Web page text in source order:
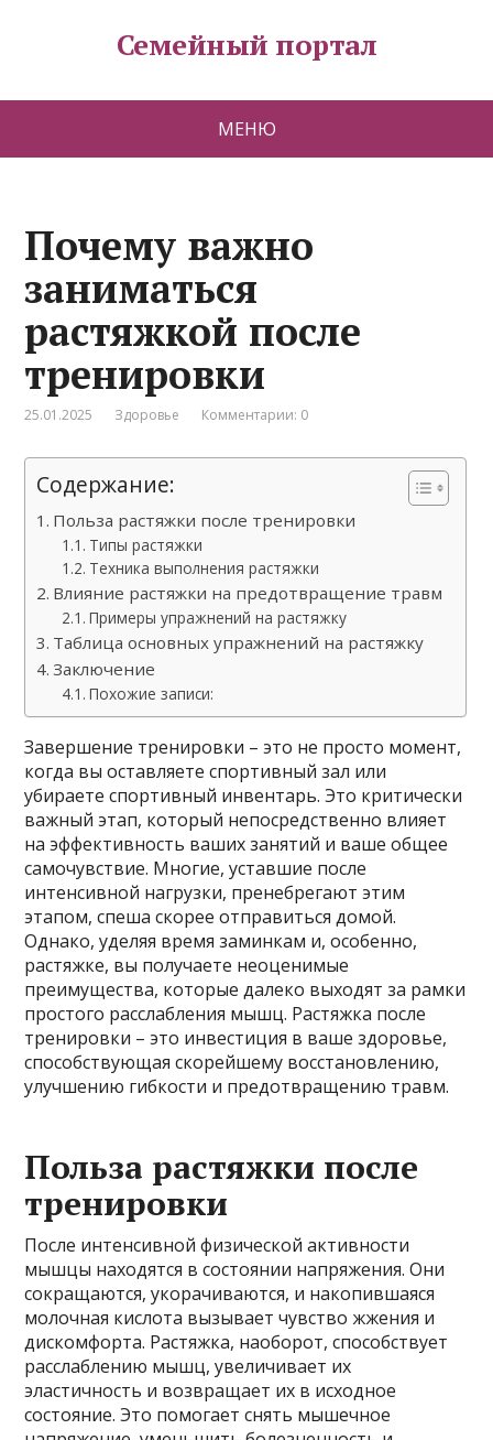
Семейный портал
МЕНЮ
Почему важно
заниматься
растяжкой после
тренировки
25.01.2025 Здоровье Комментарии: 0
Содержание:
Польза растяжки после тренировки
Типы растяжки
Техника выполнения растяжки
Влияние растяжки на предотвращение травм
Примеры упражнений на растяжку
Таблица основных упражнений на растяжку
Заключение
Похожие записи:
Завершение тренировки – это не просто момент,
когда вы оставляете спортивный зал или
убираете спортивный инвентарь. Это критически
важный этап, который непосредственно влияет
на эффективность ваших занятий и ваше общее
самочувствие. Многие, уставшие после
интенсивной нагрузки, пренебрегают этим
этапом, спеша скорее отправиться домой.
Однако, уделяя время заминкам и, особенно,
растяжке, вы получаете неоценимые
преимущества, которые далеко выходят за рамки
простого расслабления мышц. Растяжка после
тренировки – это инвестиция в ваше здоровье,
способствующая скорейшему восстановлению,
улучшению гибкости и предотвращению травм.
Польза растяжки после
тренировки
После интенсивной физической активности
мышцы находятся в состоянии напряжения. Они
сокращаются, укорачиваются, и накопившаяся
молочная кислота вызывает чувство жжения и
дискомфорта. Растяжка, наоборот, способствует
расслаблению мышц, увеличивает их
эластичность и возвращает их в исходное
состояние. Это помогает снять мышечное